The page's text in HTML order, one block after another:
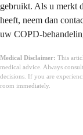
gebruikt. Als u merkt
heeft, neem dan
uw COPD-
Medical Disclaimer: This
medical advice. Always
decisions. If you are
room immediately.